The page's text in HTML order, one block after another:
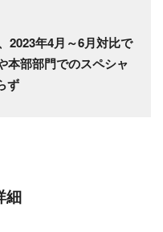
2023年4月～6月対比で
本部部門でのスペシャ
ず
細